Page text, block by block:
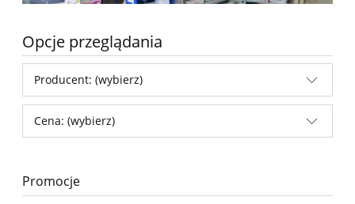
Opcje przeglądania
Producent: (wybierz)
Cena: (wybierz)
Promocje